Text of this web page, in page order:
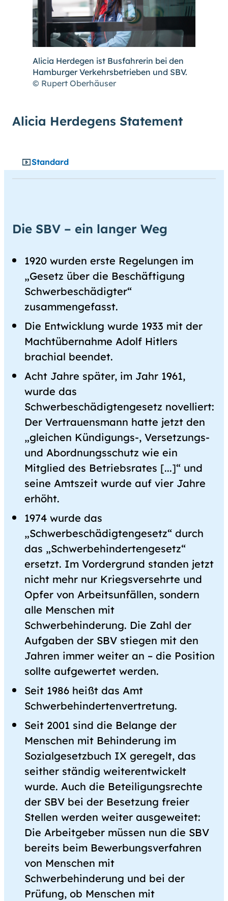
Alicia Herdegen ist Busfahrerin bei den
Hamburger Verkehrsbetrieben und SBV.
© Rupert Oberhäuser
Alicia Herdegens Statement
Standard
Die SBV – ein langer Weg
1920 wurden erste Regelungen im
„Gesetz über die Beschäftigung
Schwerbeschädigter“
zusammengefasst.
Die Entwicklung wurde 1933 mit der
Machtübernahme Adolf Hitlers
brachial beendet.
Acht Jahre später, im Jahr 1961,
wurde das
Schwerbeschädigtengesetz novelliert:
Der Vertrauensmann hatte jetzt den
„gleichen Kündigungs-, Versetzungs-
und Abordnungsschutz wie ein
Mitglied des Betriebsrates [...]“ und
seine Amtszeit wurde auf vier Jahre
erhöht.
1974 wurde das
„Schwerbeschädigtengesetz“ durch
das „Schwerbehindertengesetz“
ersetzt. Im Vordergrund standen jetzt
nicht mehr nur Kriegsversehrte und
Opfer von Arbeitsunfällen, sondern
alle Menschen mit
Schwerbehinderung. Die Zahl der
Aufgaben der SBV stiegen mit den
Jahren immer weiter an – die Position
sollte aufgewertet werden.
Seit 1986 heißt das Amt
Schwerbehindertenvertretung.
Seit 2001 sind die Belange der
Menschen mit Behinderung im
Sozialgesetzbuch IX geregelt, das
seither ständig weiterentwickelt
wurde. Auch die Beteiligungsrechte
der SBV bei der Besetzung freier
Stellen werden weiter ausgeweitet:
Die Arbeitgeber müssen nun die SBV
bereits beim Bewerbungsverfahren
von Menschen mit
Schwerbehinderung und bei der
Prüfung, ob Menschen mit